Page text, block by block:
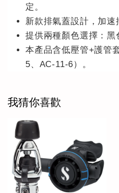
定。
新款排氣蓋設計，加速
提供兩種顏色選擇：黑
本產品含低壓管+護管
5、AC-11-6）。
我猜你喜歡